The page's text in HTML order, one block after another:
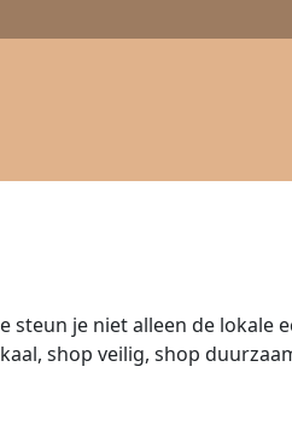
je niet alleen de lokale
shop veilig, shop